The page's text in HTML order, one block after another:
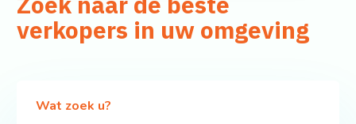
verkopers in uw omgeving
Wat zoek u?